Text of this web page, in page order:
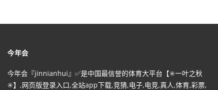
今年会
今年会『jinnianhui』✅是中国最信誉的体育大平台【✳️一叶之秋
✳️】,网页版登录入口,全站app下载,竞猜,电子,电竞,真人,体育,彩票,